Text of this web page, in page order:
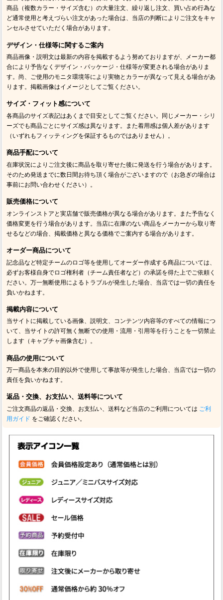
商品（複数カラー・サイズ含む）の大量注文、繰り返し注文、買い占め行為な
ど通常使用と考えづらい注文があった場合は、当店の判断によりご注文をキャ
ンセルさせていただく場合があります。
デザイン・仕様等に関するご案内
商品画像・説明文は最新の内容を掲載するよう努めておりますが、メーカー都
合により予告なくデザイン・パッケージ・仕様等が変更される場合がありま
す。尚、ご使用のモニタ環境等により実物とカラーが異なって見える場合があ
ります。掲載画像はイメージとしてご覧ください。
サイズ・フィット感について
各商品のサイズ表記はあくまで目安としてご覧ください。同じメーカー・シリ
ーズでも商品ごとにサイズ感は異なります。また着用感は個人差があります
（いずれもフィッティングを保証するものではありません）。
商品手配について
在庫状況によりご注文後に商品を取り寄せた後に発送を行う場合があります。
そのため発送までに数日間お待ち頂く場合がございますので（お急ぎの場合は
事前にお問い合わせください）。
販売価格について
オンラインストアと実店舗で販売価格が異なる場合があります。また予告なく
価格変更を行う場合があります。当店に在庫のない商品をメーカーから取り寄
せるなどの場合、掲載価格と異なる価格でご案内する場合があります。
オーダー商品について
記念品など特定チームのロゴ等を使用してオーダー作成する商品については、
必ずお客様自身でロゴ権利者（チーム責任者など）の承諾を得た上でご依頼く
ださい。万一無断使用によるトラブルが発生した場合、当店では一切の責任を
負いかねます。
掲載内容について
当サイトに掲載している画像、説明文、コンテンツ内容等のすべての情報につ
いて、当サイトの許可無く無断での使用・流用・引用等を行うことを一切禁止
します（キャプチャ画像含む）。
商品の使用について
万一商品を本来の目的以外で使用して事故等が発生した場合、当店では一切の
責任を負いかねます。
返品・交換、お支払い、送料等について
ご注文商品の返品・交換、お支払い、送料など当店のご利用については ご利
用ガイド をご確認ください。